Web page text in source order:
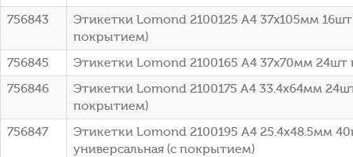
756843
Этикетки Lomond 2100125 A4 37x105мм
покрытием)
756845
Этикетки Lomond 2100165 A4 37x70мм
756846
Этикетки Lomond 2100175 A4 33.4x64мм
покрытием)
756847
Этикетки Lomond 2100195 A4 25.4x48.5мм
универсальная (с покрытием)